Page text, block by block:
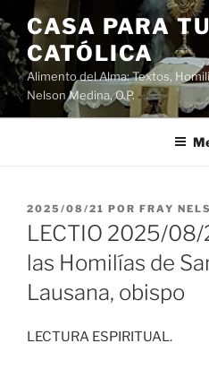
Saltar
al
contenido
CASA PARA
CATÓLICA
Alimento del Alma: Textos,
Nelson Medina, O.P.
PUBLICADO
EL
2025/08/21 POR FRAY
LECTIO 2025/08/
las Homilías de
Lausana, obispo
LECTURA ESPIRITUAL.